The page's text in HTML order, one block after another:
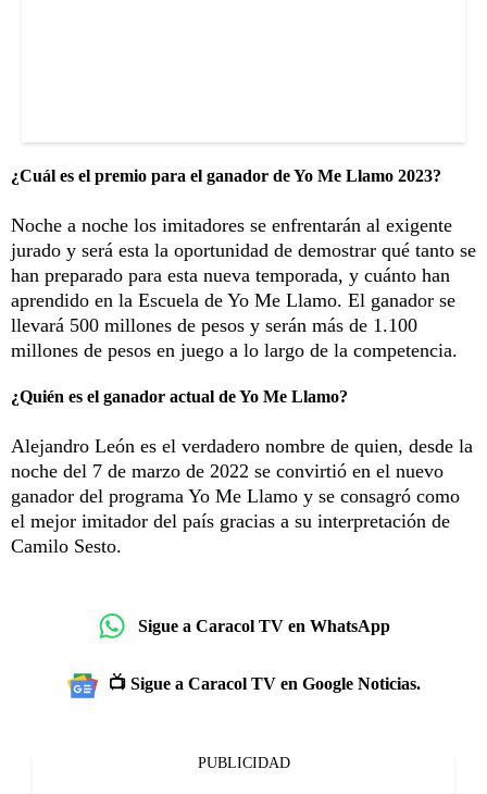
¿Cuál es el premio para el ganador de Yo Me Llamo 2023?
Noche a noche los imitadores se enfrentarán al exigente
jurado y será esta la oportunidad de demostrar qué tanto se
han preparado para esta nueva temporada, y cuánto han
aprendido en la Escuela de Yo Me Llamo. El ganador se
llevará 500 millones de pesos y serán más de 1.100
millones de pesos en juego a lo largo de la competencia.
¿Quién es el ganador actual de Yo Me Llamo?
Alejandro León es el verdadero nombre de quien, desde la
noche del 7 de marzo de 2022 se convirtió en el nuevo
ganador del programa Yo Me Llamo y se consagró como
el mejor imitador del país gracias a su interpretación de
Camilo Sesto.
Sigue a Caracol TV en WhatsApp
📺 Sigue a Caracol TV en Google Noticias.
PUBLICIDAD